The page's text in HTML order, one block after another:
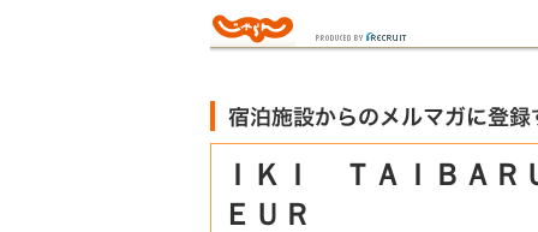
ＩＫＩ ＴＡＩＢＡ
ＥＵＲ